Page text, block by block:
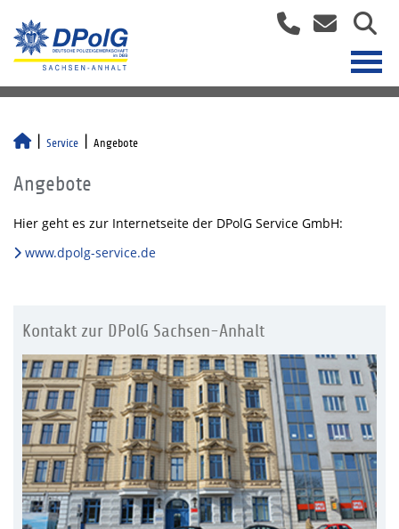
Service Angebote
Angebote
Hier geht es zur Internetseite der DPolG Service GmbH:
www.dpolg-service.de
Kontakt zur DPolG Sachsen-Anhalt